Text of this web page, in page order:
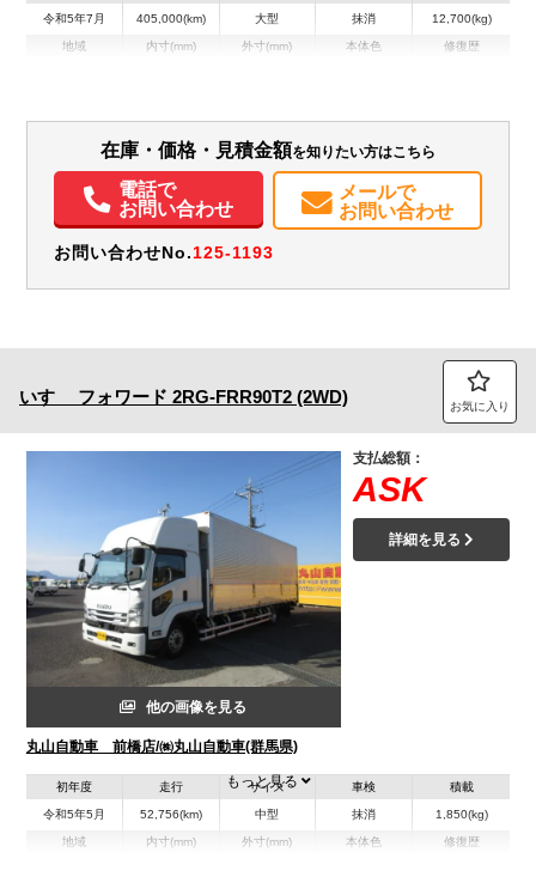
令和5年7月 405,000(km) 大型 抹消 12,700(kg)
地域 内寸(mm) 外寸(mm) 本体色 修復歴
装備情報
エアコン パワステ パワーウィンドウ エアバッグ
集中ドアロック
電動格納ミラー
エアサスシート
バックモニター
在庫・価格・見積金額を知りたい方はこちら
電話で
お問い合わせ
メールで
お問い合わせ
お問い合わせNo.125-1193
いすゞ フォワード 2RG-FRR90T2 (2WD) お気に入り
他の画像を見る
丸山自動車 前橋店/㈱丸山自動車(群馬県)
支払総額：
ASK
詳細を見る
初年度
令和5年5月
走行
52,756(km)
サイズ
中型
車検
抹消
積載
1,850(kg)
地域 内寸(mm) 外寸(mm) 本体色 修復歴
もっと見る